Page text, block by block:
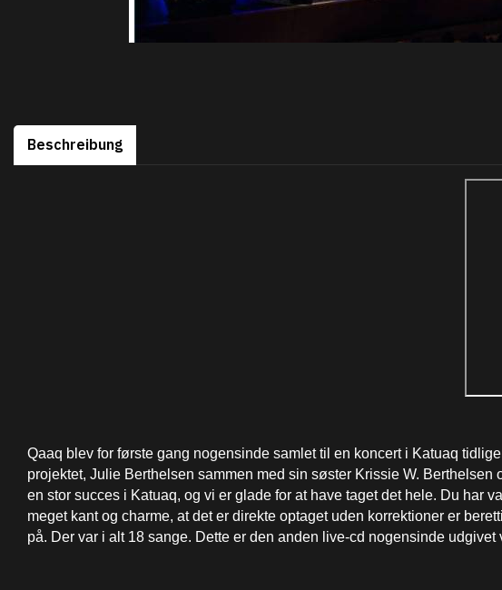
Beschreibung
Qaaq blev for første gang nogensinde samlet til en koncert i Katuaq
projektet, Julie Berthelsen sammen med sin søster Krissie W.
en stor succes i Katuaq, og vi er glade for at have taget det hele. Du har
meget kant og charme, at det er direkte optaget uden korrektioner er
på. Der var i alt 18 sange. Dette er den anden live-cd nogensinde